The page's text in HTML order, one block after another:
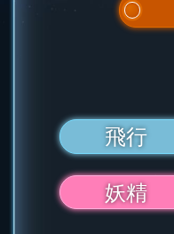
飛行
妖精